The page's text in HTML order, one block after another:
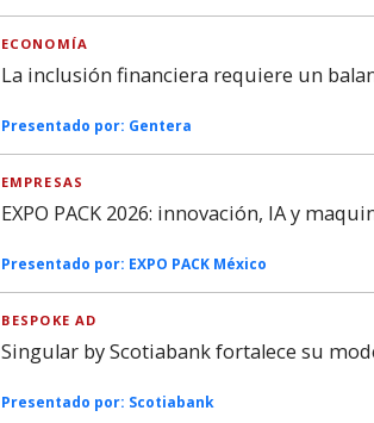
ECONOMÍA
La inclusión financiera requiere un
Presentado por: Gentera
EMPRESAS
EXPO PACK 2026: innovación, IA y
Presentado por: EXPO PACK México
BESPOKE AD
Singular by Scotiabank fortalece su
Presentado por: Scotiabank